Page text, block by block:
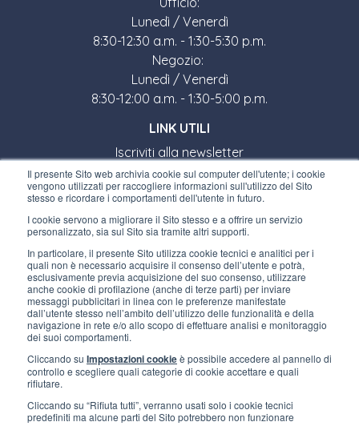
Il presente Sito web archivia cookie sul computer dell'utente; i cookie
vengono utilizzati per raccogliere informazioni sull'utilizzo del Sito
stesso e ricordare i comportamenti dell'utente in futuro.
I cookie servono a migliorare il Sito stesso e a offrire un servizio
personalizzato, sia sul Sito sia tramite altri supporti.
In particolare, il presente Sito utilizza cookie tecnici e analitici per i
quali non è necessario acquisire il consenso dell’utente e potrà,
esclusivamente previa acquisizione del suo consenso, utilizzare
anche cookie di profilazione (anche di terze parti) per inviare
messaggi pubblicitari in linea con le preferenze manifestate
dall’utente stesso nell’ambito dell’utilizzo delle funzionalità e della
navigazione in rete e/o allo scopo di effettuare analisi e monitoraggio
dei suoi comportamenti.
Cliccando su Impostazioni cookieè possibile accedere al pannello di
controllo e scegliere quali categorie di cookie accettare e quali
rifiutare.
Cliccando su “Rifiuta tutti”, verranno usati solo i cookie tecnici
predefiniti ma alcune parti del Sito potrebbero non funzionare
Lunedì / Venerdì
8:30-12:30 a.m. - 1:30-5:30 p.m.
Negozio:
Lunedì / Venerdì
8:30-12:00 a.m. - 1:30-5:00 p.m.
LINK UTILI
Iscriviti alla newsletter
Lavora con noi
Gli imballi di Interfluid
Progetto di trasformazione digitale
RIMANI AGGIORNATO